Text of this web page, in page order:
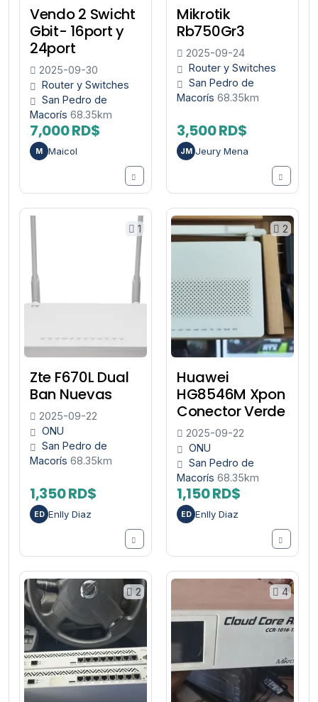
Vendo 2 Swicht
Gbit- 16port y
24port
2025-09-30
Router y Switches
San Pedro de
Macorís 68.35km
7,000 RD$
M Maicol
Mikrotik
Rb750Gr3
2025-09-24
Router y Switches
San Pedro de
Macorís 68.35km
3,500 RD$
JM Jeury Mena
1
Zte F670L Dual
Ban Nuevas
2025-09-22
ONU
San Pedro de
Macorís 68.35km
1,350 RD$
ED Enlly Diaz
2
Huawei
HG8546M Xpon
Conector Verde
2025-09-22
ONU
San Pedro de
Macorís 68.35km
1,150 RD$
ED Enlly Diaz
2 4